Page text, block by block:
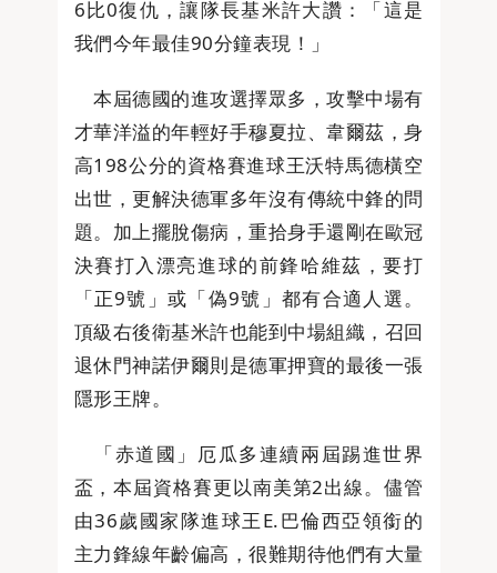
6比0復仇，讓隊長基米許大讚：「這是
我們今年最佳90分鐘表現！」
本屆德國的進攻選擇眾多，攻擊中場有
才華洋溢的年輕好手穆夏拉、韋爾茲，身
高198公分的資格賽進球王沃特馬德橫空
出世，更解決德軍多年沒有傳統中鋒的問
題。加上擺脫傷病，重拾身手還剛在歐冠
決賽打入漂亮進球的前鋒哈維茲，要打
「正9號」或「偽9號」都有合適人選。
頂級右後衛基米許也能到中場組織，召回
退休門神諾伊爾則是德軍押寶的最後一張
隱形王牌。
「赤道國」厄瓜多連續兩屆踢進世界
盃，本屆資格賽更以南美第2出線。儘管
由36歲國家隊進球王E.巴倫西亞領銜的
主力鋒線年齡偏高，很難期待他們有大量